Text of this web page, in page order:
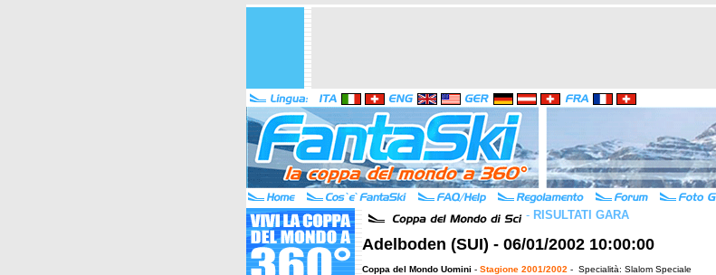
- RISULTATI GARA
Adelboden (SUI) - 06/01/2002 10:00:00
Coppa del Mondo Uomini - Stagione 2001/2002 - Specialità: Slalom Speciale